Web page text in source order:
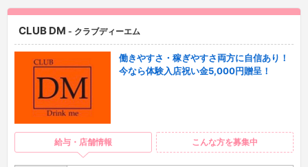
CLUB DM - クラブディーエム
働きやすさ・稼ぎやすさ両方に自信あり！
今なら体験入店祝い金5,000円贈呈！
給与・店舗情報 こんな方を募集中